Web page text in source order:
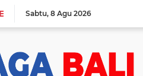
Sabtu 8 Agu 2026